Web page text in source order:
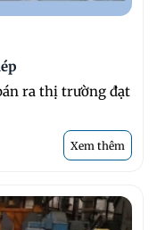
ra thị trường đạt
Xem thêm